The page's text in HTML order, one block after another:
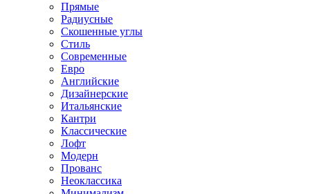
Прямые
Радиусные
Скошенные углы
Стиль
Современные
Евро
Английские
Дизайнерские
Итальянские
Кантри
Классические
Лофт
Модерн
Прованс
Неоклассика